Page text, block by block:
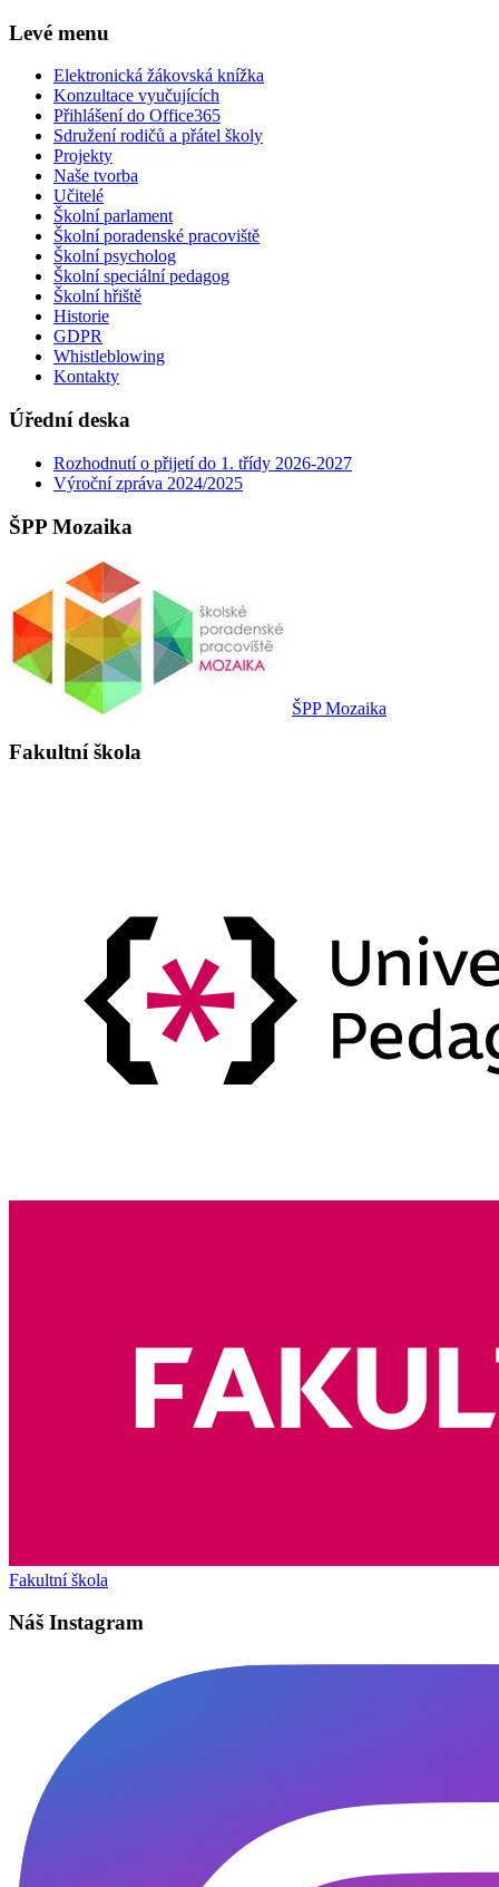
Levé menu
Elektronická žákovská knížka
Konzultace vyučujících
Přihlášení do Office365
Sdružení rodičů a přátel školy
Projekty
Naše tvorba
Učitelé
Školní parlament
Školní poradenské pracoviště
Školní psycholog
Školní speciální pedagog
Školní hřiště
Historie
GDPR
Whistleblowing
Kontakty
Úřední deska
Rozhodnutí o přijetí do 1. třídy 2026-2027
Výroční zpráva 2024/2025
ŠPP Mozaika
ŠPP Mozaika
Fakultní škola
Fakultní škola
Náš Instagram